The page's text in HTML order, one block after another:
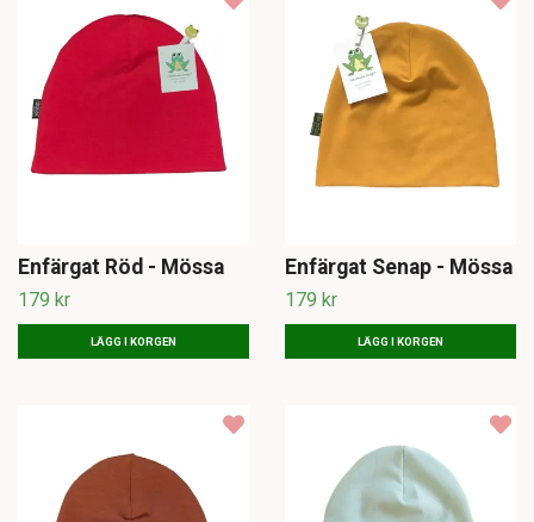
Enfärgat Röd - Mössa
179 kr
LÄGG I KORGEN
Enfärgat Senap - Mössa
179 kr
LÄGG I KORGEN